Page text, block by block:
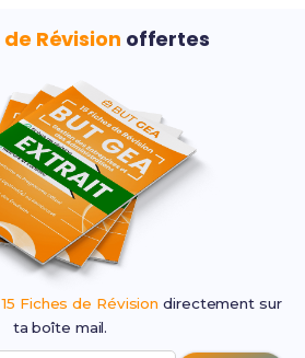
de Révision offertes
15 Fiches de Révision directement sur
ta boîte mail.